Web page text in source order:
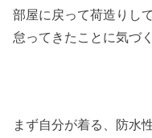
部屋に戻って荷造りし
怠ってきたことに気づく
まず自分が着る、防水